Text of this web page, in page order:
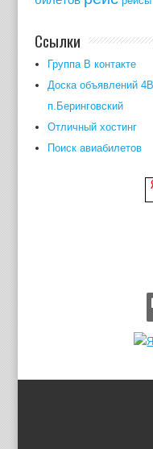
Ссылки
Группа В контакте
Доска объявлений
п.Беринговский
Отличный хостинг
Поиск авиабилетов